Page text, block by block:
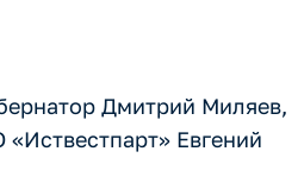
Дмитрий Миляев,
Евгений